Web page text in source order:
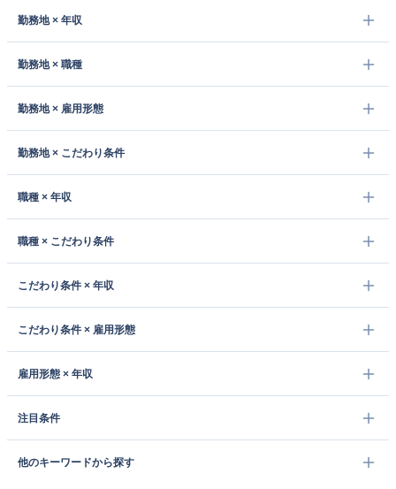
勤務地 × 年収
勤務地 × 職種
勤務地 × 雇用形態
勤務地 × こだわり条件
職種 × 年収
職種 × こだわり条件
こだわり条件 × 年収
こだわり条件 × 雇用形態
雇用形態 × 年収
注目条件
他のキーワードから探す